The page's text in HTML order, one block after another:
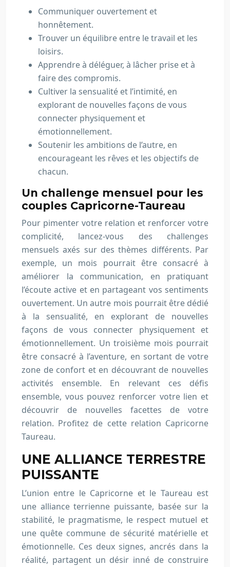
Communiquer ouvertement et
honnêtement.
Trouver un équilibre entre le travail et les
loisirs.
Apprendre à déléguer, à lâcher prise et à
faire des compromis.
Cultiver la sensualité et l’intimité, en
explorant de nouvelles façons de vous
connecter physiquement et
émotionnellement.
Soutenir les ambitions de l’autre, en
encourageant les rêves et les objectifs de
chacun.
Un challenge mensuel pour les
couples Capricorne-Taureau
Pour pimenter votre relation et renforcer votre
complicité, lancez-vous des challenges
mensuels axés sur des thèmes différents. Par
exemple, un mois pourrait être consacré à
améliorer la communication, en pratiquant
l’écoute active et en partageant vos sentiments
ouvertement. Un autre mois pourrait être dédié
à la sensualité, en explorant de nouvelles
façons de vous connecter physiquement et
émotionnellement. Un troisième mois pourrait
être consacré à l’aventure, en sortant de votre
zone de confort et en découvrant de nouvelles
activités ensemble. En relevant ces défis
ensemble, vous pouvez renforcer votre lien et
découvrir de nouvelles facettes de votre
relation. Profitez de cette relation Capricorne
Taureau.
UNE ALLIANCE TERRESTRE
PUISSANTE
L’union entre le Capricorne et le Taureau est
une alliance terrienne puissante, basée sur la
stabilité, le pragmatisme, le respect mutuel et
une quête commune de sécurité matérielle et
émotionnelle. Ces deux signes, ancrés dans la
réalité, partagent un désir inné de construire